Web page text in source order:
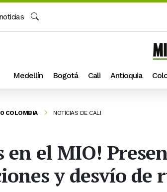
Medellín Bogotá Cali Antioquia
COLOMBIA NOTICIAS DE CALI
en el MIO!
y desvío de